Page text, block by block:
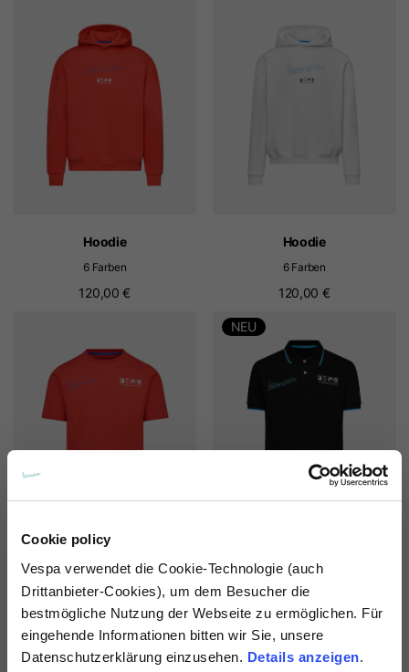
Cookie policy
Vespa verwendet die Cookie-Technologie (auch
Drittanbieter-Cookies), um dem Besucher die
bestmögliche Nutzung der Webseite zu ermöglichen. Für
eingehende Informationen bitten wir Sie, unsere
Datenschutzerklärung einzusehen. Details anzeigen.
Hoodie
6 Farben
120,00 €
Hoodie
6 Farben
120,00 €
60,00 €
NEU
70,00 €
NEU NEU